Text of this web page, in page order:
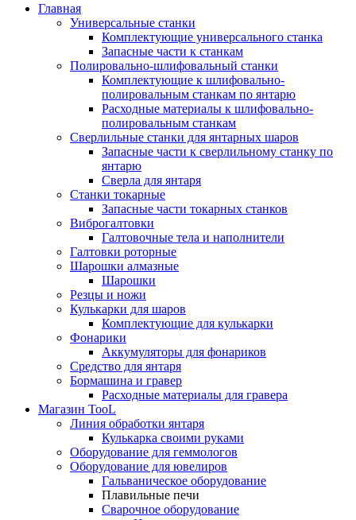
Главная
Универсальные станки
Комплектующие универсального станка
Запасные части к станкам
Полировально-шлифовальный станки
Комплектующие к шлифовально-
полировальным станкам по янтарю
Расходные материалы к шлифовально-
полировальным станкам
Сверлильные станки для янтарных шаров
Запасные части к сверлильному станку по
янтарю
Сверла для янтаря
Станки токарные
Запасные части токарных станков
Виброгалтовки
Галтовочные тела и наполнители
Галтовки роторные
Шарошки алмазные
Шарошки
Резцы и ножи
Кулькарки для шаров
Комплектующие для кулькарки
Фонарики
Аккумуляторы для фонариков
Средство для янтаря
Бормашина и гравер
Расходные материалы для гравера
Магазин TooL
Линия обработки янтаря
Кулькарка своими руками
Оборудование для геммологов
Оборудование для ювелиров
Гальваническое оборудование
Плавильные печи
Сварочное оборудование